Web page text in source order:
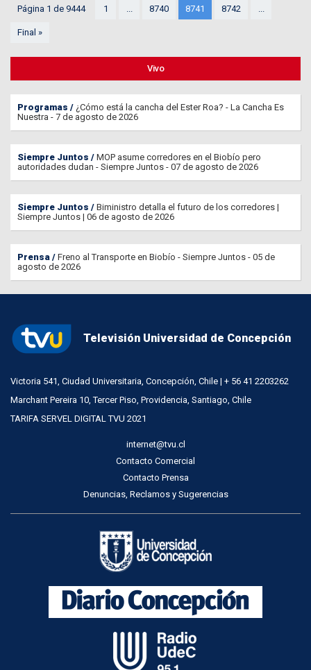
Página 1 de 9444 1 ... 8740 8741 8742 ...
Final »
Vivo
Programas
¿Cómo está la cancha del Ester Roa? - La Cancha Es
Nuestra - 7 de agosto de 2026
Siempre Juntos
MOP asume corredores en el Biobío pero
autoridades dudan - Siempre Juntos - 07 de agosto de 2026
Siempre Juntos
Biministro detalla el futuro de los corredores |
Siempre Juntos | 06 de agosto de 2026
Prensa
Freno al Transporte en Biobío - Siempre Juntos - 05 de
agosto de 2026
Televisión Universidad de Concepción
Victoria 541, Ciudad Universitaria, Concepción, Chile | + 56 41 2203262
Marchant Pereira 10, Tercer Piso, Providencia, Santiago, Chile
TARIFA SERVEL DIGITAL TVU 2021
internet@tvu.cl
Contacto Comercial
Contacto Prensa
Denuncias, Reclamos y Sugerencias